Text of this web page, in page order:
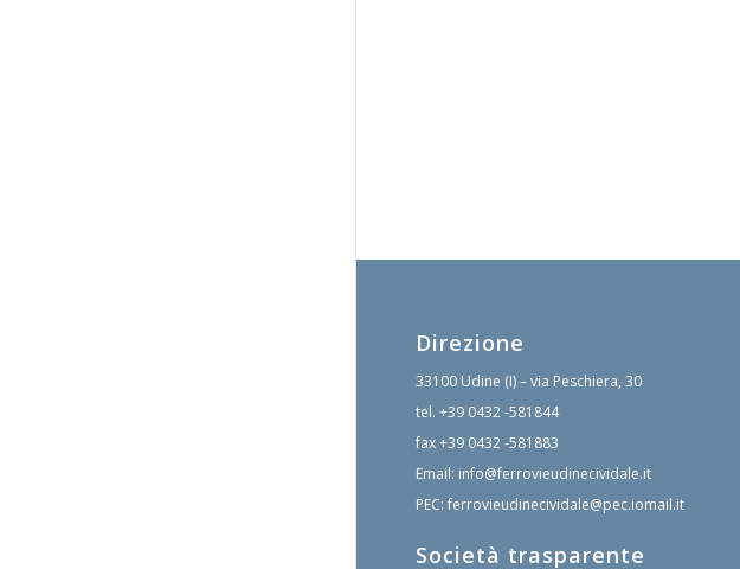
Direzione
33100 Udine (I) – via Peschiera, 30
tel. +39 0432 -581844
fax+39 0432 -581883
Email: info@ferrovieudinecividale.it
PEC: ferrovieudinecividale@pec.iomail.it
Società trasparente